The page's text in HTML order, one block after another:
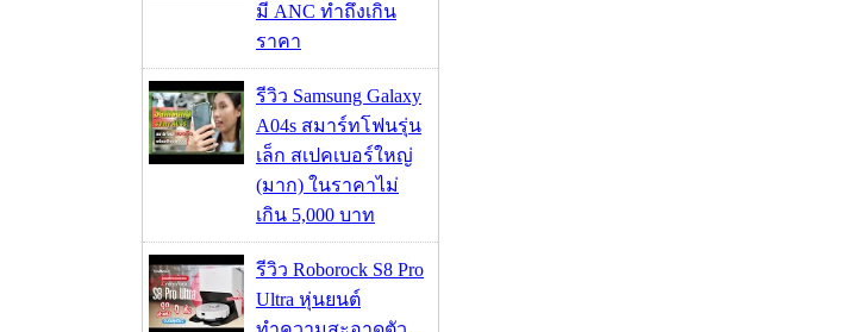
มี ANC ทำถึงเกิน
ราคา
รีวิว Samsung Galaxy
A04s สมาร์ทโฟนรุ่น
เล็ก สเปคเบอร์ใหญ่
(มาก) ในราคาไม่
เกิน 5,000 บาท
รีวิว Roborock S8 Pro
Ultra หุ่นยนต์